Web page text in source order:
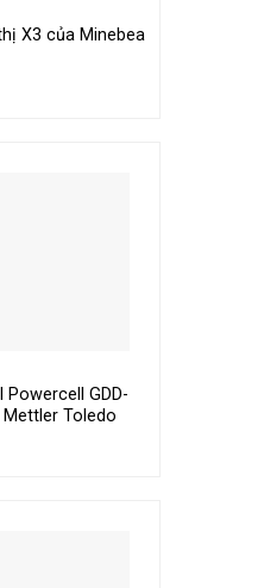
X3 của Minebea
Powercell GDD-
Mettler Toledo